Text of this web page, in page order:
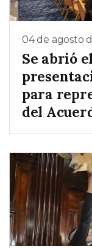
04 de agosto
Se abrió
para
del